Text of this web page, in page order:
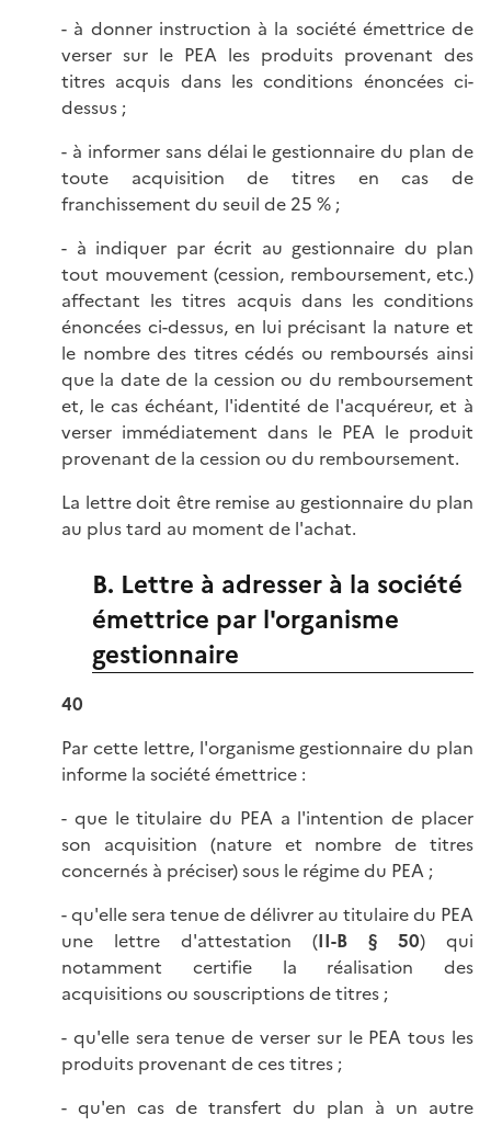
- à donner instruction à la société émettrice de
verser sur le PEA les produits provenant des
titres acquis dans les conditions énoncées ci-
dessus ;
- à informer sans délai le gestionnaire du plan de
toute acquisition de titres en cas de
franchissement du seuil de 25 % ;
- à indiquer par écrit au gestionnaire du plan
tout mouvement (cession, remboursement, etc.)
affectant les titres acquis dans les conditions
énoncées ci-dessus, en lui précisant la nature et
le nombre des titres cédés ou remboursés ainsi
que la date de la cession ou du remboursement
et, le cas échéant, l'identité de l'acquéreur, et à
verser immédiatement dans le PEA le produit
provenant de la cession ou du remboursement.
La lettre doit être remise au gestionnaire du plan
au plus tard au moment de l'achat.
B. Lettre à adresser à la société
émettrice par l'organisme
gestionnaire
40
Par cette lettre, l'organisme gestionnaire du plan
informe la société émettrice :
- que le titulaire du PEA a l'intention de placer
son acquisition (nature et nombre de titres
concernés à préciser) sous le régime du PEA ;
- qu'elle sera tenue de délivrer au titulaire du PEA
une lettre d'attestation (II-B § 50) qui
notamment certifie la réalisation des
acquisitions ou souscriptions de titres ;
- qu'elle sera tenue de verser sur le PEA tous les
produits provenant de ces titres ;
- qu'en cas de transfert du plan à un autre